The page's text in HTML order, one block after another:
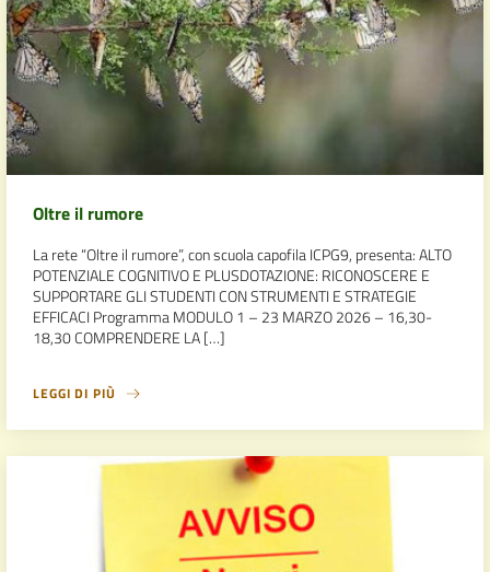
Oltre il rumore
La rete “Oltre il rumore”, con scuola capofila ICPG9, presenta: ALTO
POTENZIALE COGNITIVO E PLUSDOTAZIONE: RICONOSCERE E
SUPPORTARE GLI STUDENTI CON STRUMENTI E STRATEGIE
EFFICACI Programma MODULO 1 – 23 MARZO 2026 – 16,30-
18,30 COMPRENDERE LA […]
LEGGI DI PIÙ